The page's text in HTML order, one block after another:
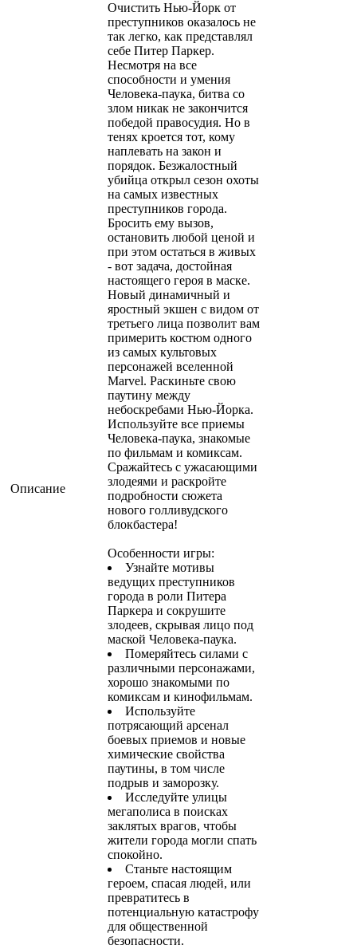
Описание
Очистить Нью-Йорк от
преступников оказалось не
так легко, как представлял
себе Питер Паркер.
Несмотря на все
способности и умения
Человека-паука, битва со
злом никак не закончится
победой правосудия. Но в
тенях кроется тот, кому
наплевать на закон и
порядок. Безжалостный
убийца открыл сезон охоты
на самых известных
преступников города.
Бросить ему вызов,
остановить любой ценой и
при этом остаться в живых
- вот задача, достойная
настоящего героя в маске.
Новый динамичный и
яростный экшен с видом от
третьего лица позволит вам
примерить костюм одного
из самых культовых
персонажей вселенной
Marvel. Раскиньте свою
паутину между
небоскребами Нью-Йорка.
Используйте все приемы
Человека-паука, знакомые
по фильмам и комиксам.
Сражайтесь с ужасающими
злодеями и раскройте
подробности сюжета
нового голливудского
блокбастера!
Особенности игры:
Узнайте мотивы
ведущих преступников
города в роли Питера
Паркера и сокрушите
злодеев, скрывая лицо под
маской Человека-паука.
Померяйтесь силами с
различными персонажами,
хорошо знакомыми по
комиксам и кинофильмам.
Используйте
потрясающий арсенал
боевых приемов и новые
химические свойства
паутины, в том числе
подрыв и заморозку.
Исследуйте улицы
мегаполиса в поисках
заклятых врагов, чтобы
жители города могли спать
спокойно.
Станьте настоящим
героем, спасая людей, или
превратитесь в
потенциальную катастрофу
для общественной
безопасности.